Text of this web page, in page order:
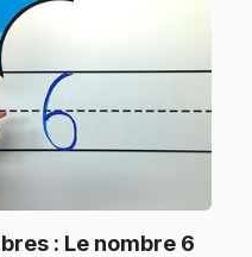
: Le nombre 6